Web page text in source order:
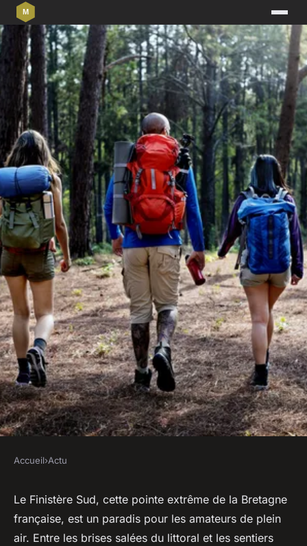
Camping et randonnée dans le
Finistère Sud : Où aller ?
Accueil›Actu
Le Finistère Sud, cette pointe extrême de la Bretagne
française, est un paradis pour les amateurs de plein
air. Entre les brises salées du littoral et les sentiers